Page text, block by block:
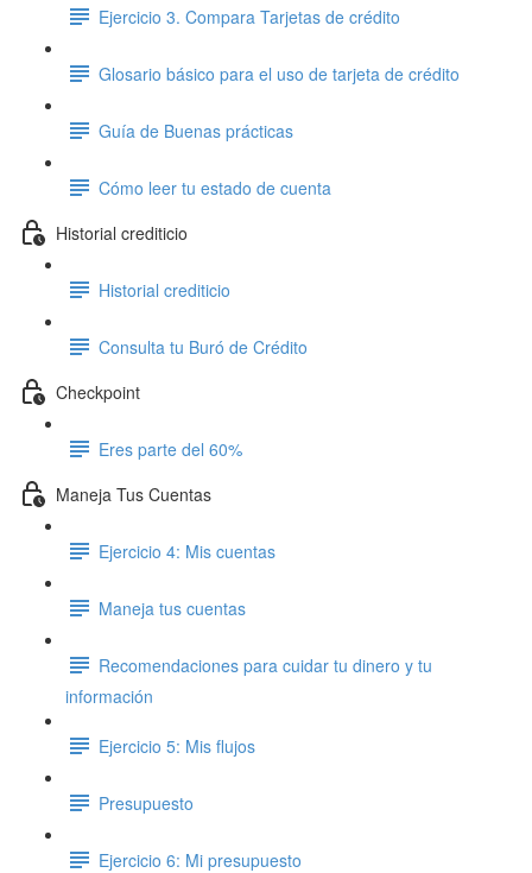
Ejercicio 3. Compara Tarjetas de crédito
Glosario básico para el uso de tarjeta de crédito
Guía de Buenas prácticas
Cómo leer tu estado de cuenta
Historial crediticio
Historial crediticio
Consulta tu Buró de Crédito
Checkpoint
Eres parte del 60%
Maneja Tus Cuentas
Ejercicio 4: Mis cuentas
Maneja tus cuentas
Recomendaciones para cuidar tu dinero y tu
información
Ejercicio 5: Mis flujos
Presupuesto
Ejercicio 6: Mi presupuesto